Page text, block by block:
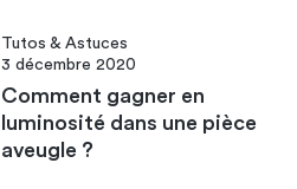
Tutos & Astuces
3 décembre 2020
Comment gagner en
luminosité dans une pièce
aveugle ?